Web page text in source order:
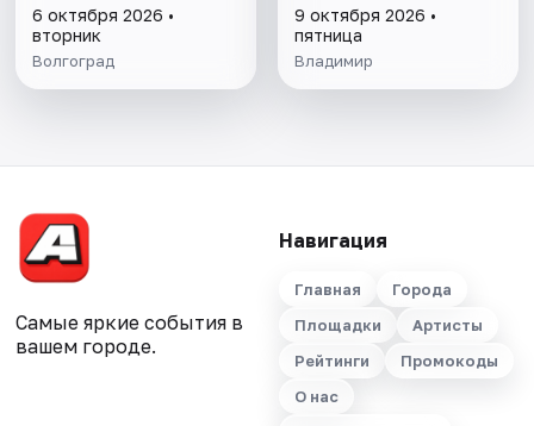
6 октября 2026 •
вторник
Волгоград
9 октября 2026 •
пятница
Владимир
Самые яркие события в
вашем городе.
Навигация
Главная
Города
Площадки
Артисты
Рейтинги
Промокоды
О нас